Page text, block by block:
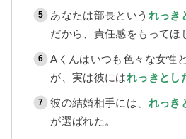
あなたは部長という れっき
だから、責任感をもってほ
Aくんはいつも色々な女性
が、実は彼にはれっきとし
彼の結婚相手には、 れっき
が選ばれた。